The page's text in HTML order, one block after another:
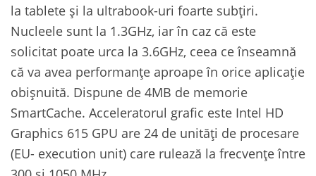
la tablete și la ultrabook-uri foarte subțiri.
Nucleele sunt la 1.3GHz, iar în caz că este
solicitat poate urca la 3.6GHz, ceea ce înseamnă
că va avea performanțe aproape în orice aplicație
obișnuită. Dispune de 4MB de memorie
SmartCache. Acceleratorul grafic este Intel HD
Graphics 615 GPU are 24 de unități de procesare
(EU- execution unit) care rulează la frecvențe între